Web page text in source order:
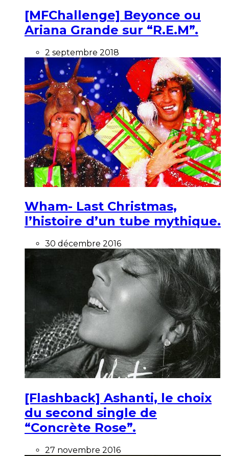
[MFChallenge] Beyonce ou
Ariana Grande sur “R.E.M”.
2 septembre 2018
Wham- Last Christmas,
l’histoire d’un tube mythique.
30 décembre 2016
[Flashback] Ashanti, le choix
du second single de
“Concrète Rose”.
27 novembre 2016